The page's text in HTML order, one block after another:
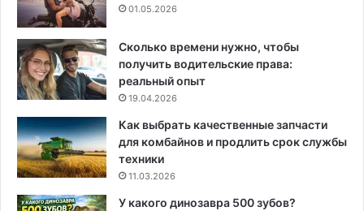
01.05.2026
Сколько времени нужно, чтобы
получить водительские права:
реальный опыт
19.04.2026
Как выбрать качественные запчасти
для комбайнов и продлить срок службы
техники
11.03.2026
У какого динозавра 500 зубов?